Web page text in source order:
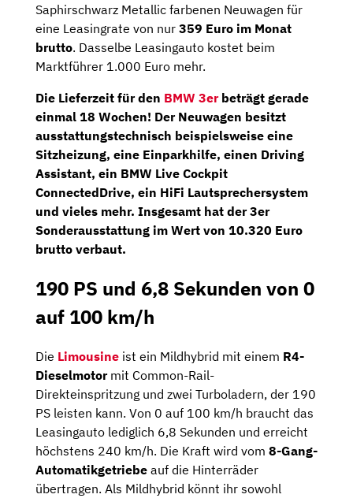
Saphirschwarz Metallic farbenen Neuwagen für
eine Leasingrate von nur 359 Euro im Monat
brutto. Dasselbe Leasingauto kostet beim
Marktführer 1.000 Euro mehr.
Die Lieferzeit für den BMW 3erbeträgt gerade
einmal 18 Wochen! Der Neuwagen besitzt
ausstattungstechnisch beispielsweise eine
Sitzheizung, eine Einparkhilfe, einen Driving
Assistant, ein BMW Live Cockpit
ConnectedDrive, ein HiFi Lautsprechersystem
und vieles mehr. Insgesamt hat der 3er
Sonderausstattung im Wert von 10.320 Euro
brutto verbaut.
190 PS und 6,8 Sekunden von 0
auf 100 km/h
Die Limousine ist ein Mildhybrid mit einem R4-
Dieselmotormit Common-Rail-
Direkteinspritzung und zwei Turboladern, der 190
PS leisten kann. Von 0 auf 100 km/h braucht das
Leasingauto lediglich 6,8 Sekunden und erreicht
höchstens 240 km/h. Die Kraft wird vom 8-Gang-
Automatik­getriebe auf die Hinterräder
übertragen. Als Mildhybrid könnt ihr sowohl